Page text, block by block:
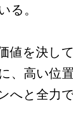
る。
値を決し
、高い位
へと全力